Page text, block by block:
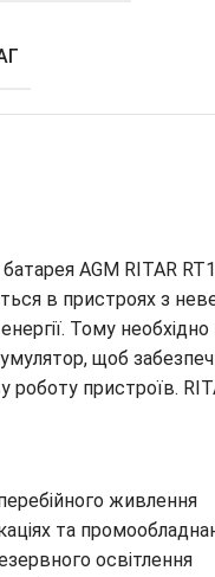
AGM RITAR
в пристроях з
Тому
щоб
роботу пристроїв.
живлення
та
освітлення